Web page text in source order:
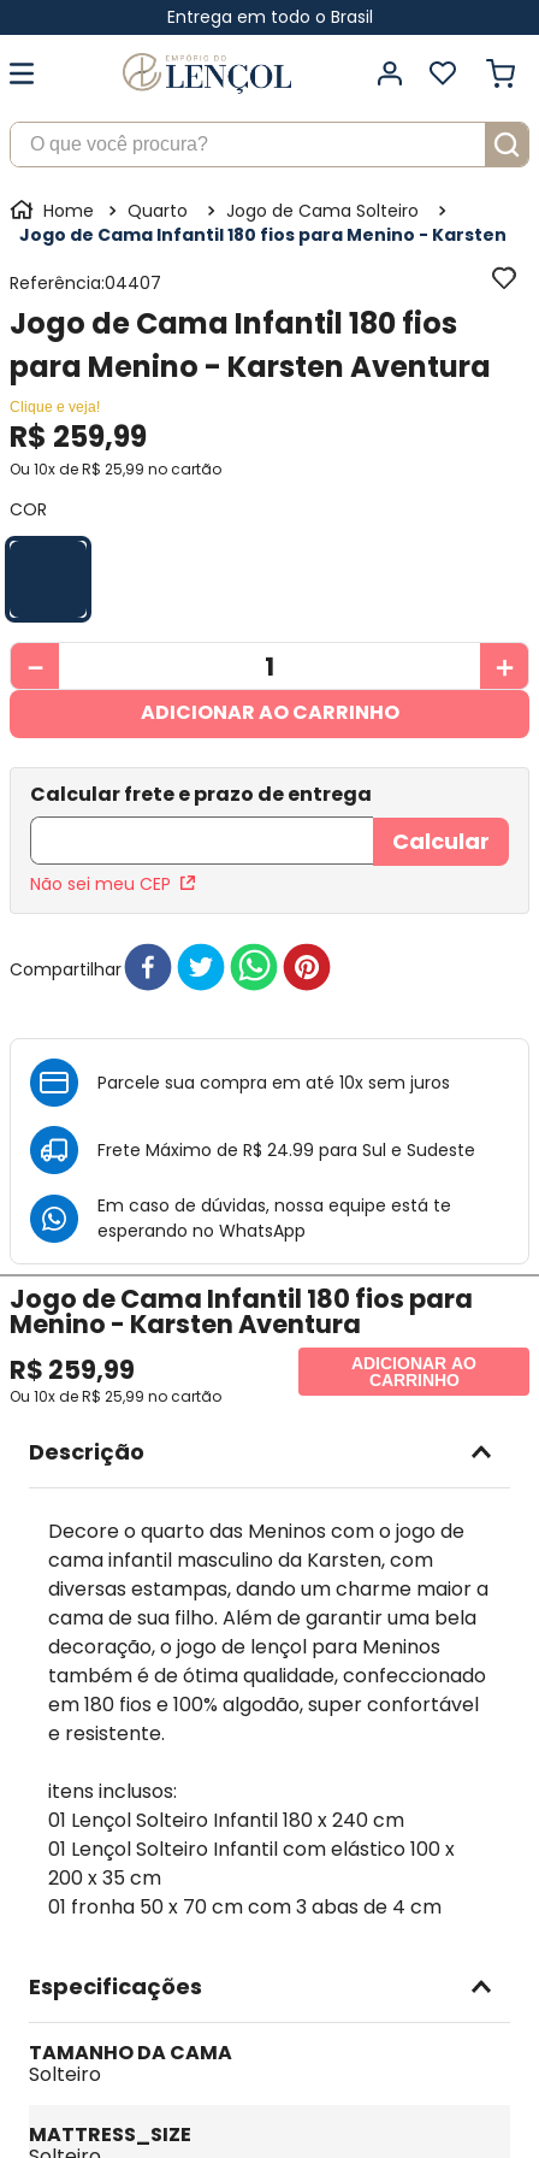
Entrega em todo o Brasil
O que você procura?
Quarto
Jogo de Cama Solteiro
Jogo de Cama Infantil 180 fios para Menino - Karsten
Referência:04407
Jogo de Cama Infantil 180 fios
para Menino - Karsten Aventura
Clique e veja!
R$ 259,99
Ou 10x deR$ 25,99 no cartão
COR
＋
－
ADICIONAR AO CARRINHO
Não sei meu CEP
Compartilhar
Parcele sua compra em até 10x sem juros
Frete Máximo de R$ 24.99 para Sul e Sudeste
Em caso de dúvidas, nossa equipe está te
esperando no WhatsApp
Jogo de Cama Infantil 180 fios para
Menino - Karsten Aventura
R$ 259,99
Ou 10x deR$ 25,99 no cartão
ADICIONAR AO
CARRINHO
Descrição
Decore o quarto das Meninos com o jogo de
cama infantil masculino da Karsten, com
diversas estampas, dando um charme maior a
cama de sua filho. Além de garantir uma bela
decoração, o jogo de lençol para Meninos
também é de ótima qualidade, confeccionado
em 180 fios e 100% algodão, super confortável
e resistente.
itens inclusos:
01 Lençol Solteiro Infantil 180 x 240 cm
01 Lençol Solteiro Infantil com elástico 100 x
200 x 35 cm
01 fronha 50 x 70 cm com 3 abas de 4 cm
Especificações
TAMANHO DA CAMA
Solteiro
MATTRESS_SIZE